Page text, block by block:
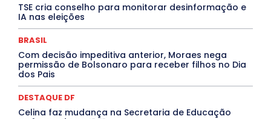
Especial
Espírito Santo ESPORTE
ESTÁGIO
EVENTOS
Febre Oropouche
FILMES
Goiás
Jogos Online
JUDICIÁRIO LITERATURA
Maranhão
Marburg
Mato Grosso
Mato Grosso do Sul
MEIO AMBIENTE
MÚSICA
O Plantonista Opinião Oropouche
Pará
Paraíba
PROCESSO SELETIVO
PUBLIEDITORIAL
TSE cria conselho para monitorar desinformação e
IA nas eleições
BRASIL
Com decisão impeditiva anterior, Moraes nega
permissão de Bolsonaro para receber filhos no Dia
dos Pais
DESTAQUE DF
Celina faz mudança na Secretaria de Educação